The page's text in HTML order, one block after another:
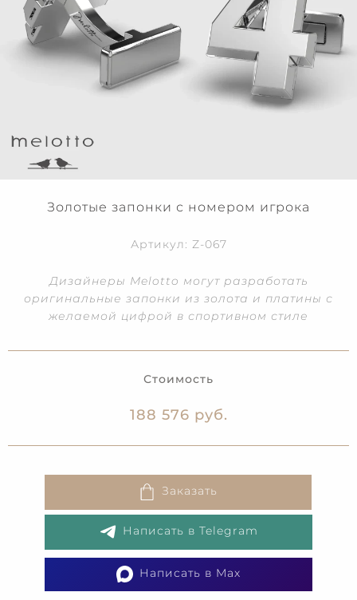
Золотые запонки с номером игрока
Артикул: Z-067
Дизайнеры Melotto могут разработать
оригинальные запонки из золота и платины с
желаемой цифрой в спортивном стиле
Стоимость
188 576 руб.
Заказать
Написать в Telegram
Написать в Max